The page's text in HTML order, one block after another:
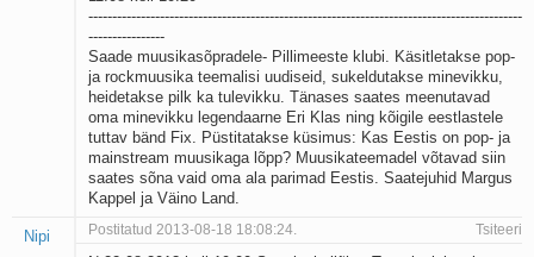
-------------------------------------------------------------------------------------------
----------------
Saade muusikasõpradele- Pillimeeste klubi. Käsitletakse pop-
ja rockmuusika teemalisi uudiseid, sukeldutakse minevikku,
heidetakse pilk ka tulevikku. Tänases saates meenutavad
oma minevikku legendaarne Eri Klas ning kõigile eestlastele
tuttav bänd Fix. Püstitatakse küsimus: Kas Eestis on pop- ja
mainstream muusikaga lõpp? Muusikateemadel võtavad siin
saates sõna vaid oma ala parimad Eestis. Saatejuhid Margus
Kappel ja Väino Land.
Nipi Postitatud 2013-08-18 18:08:24. Tsiteeri